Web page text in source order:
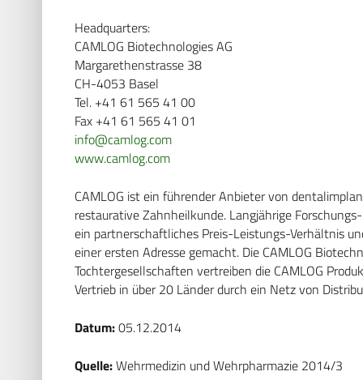
Headquarters:
CAMLOG Biotechnologies AG
Margarethenstrasse 38
CH-4053 Basel
Tel. +41 61 565 41 00
Fax +41 61 565 41 01
info@camlog.com
www.camlog.com
CAMLOG ist ein führender Anbieter von
restaurative Zahnheilkunde. Langjährige
ein partnerschaftliches Preis-Leistungs-Verhältnis
einer ersten Adresse gemacht. Die CAMLOG
Tochtergesellschaften vertreiben die CAMLOG
Vertrieb in über 20 Länder durch ein Netz von
Datum:05.12.2014
Quelle:Wehrmedizin und Wehrpharmazie 2014/3